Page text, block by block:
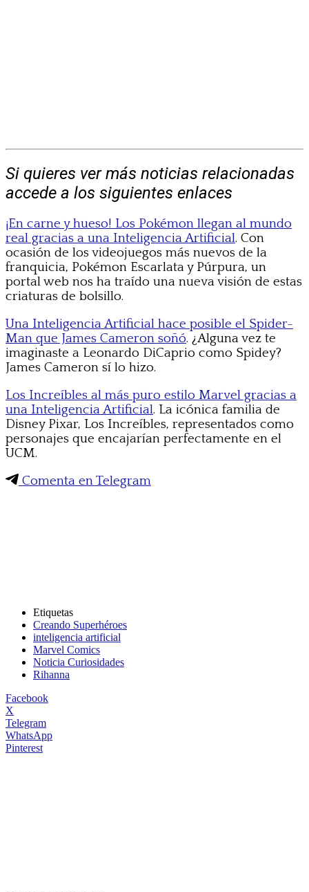
Si quieres ver más noticias relacionadas
accede a los siguientes enlaces
¡En carne y hueso! Los Pokémon llegan al mundo
real gracias a una Inteligencia Artificial. Con
ocasión de los videojuegos más nuevos de la
franquicia, Pokémon Escarlata y Púrpura, un
portal web nos ha traído una nueva visión de estas
criaturas de bolsillo.
Una Inteligencia Artificial hace posible el Spider-
Man que James Cameron soñó. ¿Alguna vez te
imaginaste a Leonardo DiCaprio como Spidey?
James Cameron sí lo hizo.
Los Increíbles al más puro estilo Marvel gracias a
una Inteligencia Artificial. La icónica familia de
Disney Pixar, Los Increíbles, representados como
personajes que encajarían perfectamente en el
UCM.
Comenta en Telegram
Etiquetas
Creando Superhéroes
inteligencia artificial
Marvel Comics
Noticia Curiosidades
Rihanna
Facebook
X
Telegram
WhatsApp
Pinterest